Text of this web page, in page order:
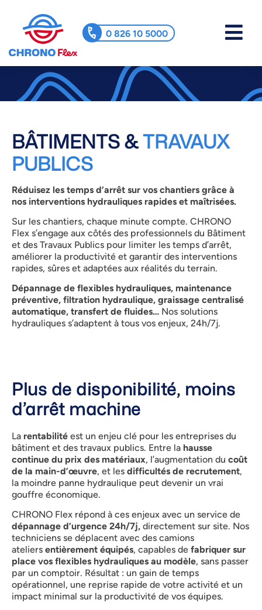
0 826 10 5000
BÂTIMENTS &TRAVAUX
PUBLICS​
Réduisez les temps d’arrêt sur vos chantiers grâce à
nos interventions hydrauliques rapides et maîtrisées.
Sur les chantiers, chaque minute compte. CHRONO
Flex s’engage aux côtés des professionnels du Bâtiment
et des Travaux Publics pour limiter les temps d’arrêt,
améliorer la productivité et garantir des interventions
rapides, sûres et adaptées aux réalités du terrain.
Dépannage de flexibles hydrauliques, maintenance
préventive, filtration hydraulique, graissage centralisé
automatique, transfert de fluides… Nos solutions
hydrauliques s’adaptent à tous vos enjeux, 24h/7j.
Plus de disponibilité, moins
d’arrêt machine
La rentabilité est un enjeu clé pour les entreprises du
bâtiment et des travaux publics. Entre la hausse
continue du prix des matériaux, l’augmentation du coût
de la main-d’œuvre, et les difficultés de recrutement,
la moindre panne hydraulique peut devenir un vrai
gouffre économique.
CHRONO Flex répond à ces enjeux avec un service de
dépannage d’urgence 24h/7j, directement sur site. Nos
techniciens se déplacent avec des camions
ateliers entièrement équipés, capables de fabriquer sur
place vos flexibles hydrauliques au modèle, sans passer
par un comptoir. Résultat : un gain de temps
opérationnel, une reprise rapide de votre activité et un
impact minimal sur la productivité de vos équipes.